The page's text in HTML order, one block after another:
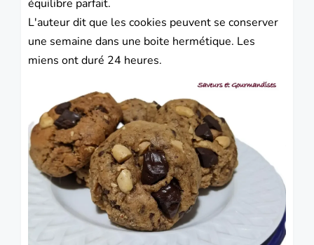
équilibre parfait.
L'auteur dit que les cookies peuvent se conserver
une semaine dans une boite hermétique. Les
miens ont duré 24 heures.